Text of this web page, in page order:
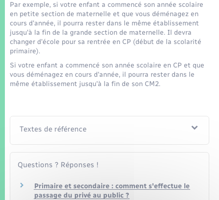
Par exemple, si votre enfant a commencé son année scolaire
en petite section de maternelle et que vous déménagez en
cours d'année, il pourra rester dans le même établissement
jusqu'à la fin de la grande section de maternelle. Il devra
changer d'école pour sa rentrée en CP (début de la scolarité
primaire).
Si votre enfant a commencé son année scolaire en CP et que
vous déménagez en cours d'année, il pourra rester dans le
même établissement jusqu'à la fin de son CM2.
Textes de référence
Questions ? Réponses !
Primaire et secondaire : comment s'effectue le
passage du privé au public ?